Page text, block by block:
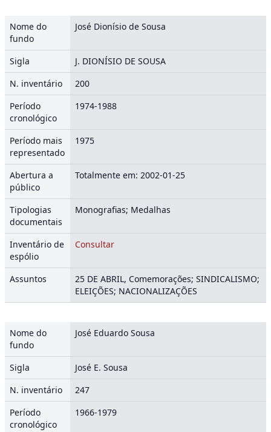
Nome do
fundo
José Dionísio de Sousa
Sigla
J. DIONÍSIO DE SOUSA
N. inventário
200
Período
cronológico
1974-1988
Período mais
representado
1975
Abertura a
público
Totalmente em: 2002-01-25
Tipologias
documentais
Monografias; Medalhas
Inventário de
espólio
Consultar
Assuntos
25 DE ABRIL, Comemorações; SINDICALISMO;
ELEIÇÕES; NACIONALIZAÇÕES
Nome do
fundo
José Eduardo Sousa
Sigla
José E. Sousa
N. inventário
247
Período
cronológico
1966-1979